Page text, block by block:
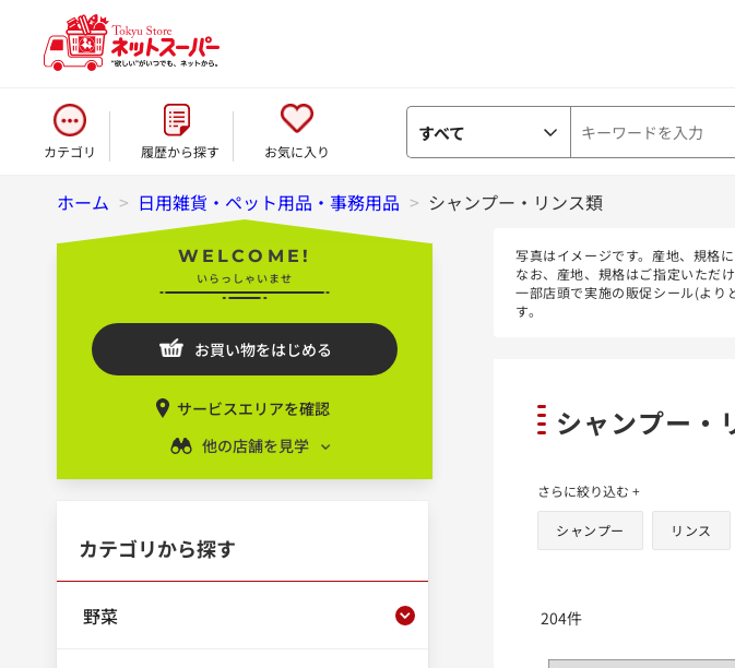
カテゴリ 履歴から探す お気に入り
すべて
ホーム > 日用雑貨・ペット用品・事務用品 > シャンプー・リンス類
WELCOME!
いらっしゃいませ
お買い物をはじめる
サービスエリアを確認
他の店舗を見学
カテゴリから探す
野菜
写真はイメージです。産地、規格
なお、産地、規格はご指定いただけ
一部店頭で実施の販促シール(より
す。
シャンプー・
さらに絞り込む +
シャンプー リンス
204件